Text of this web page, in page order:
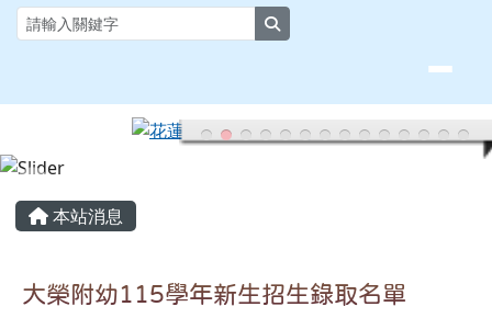
跳至主內容區
花蓮縣大榮國小全球資訊網
主內容區域
本站消息
大榮附幼115學年新生招生錄取名單
頁尾區域